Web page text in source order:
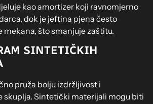
kao amortizer koji ravnomjerno
dok je jeftina pjena često
mekana, što smanjuje zaštitu.
SINTETIČKIH
pruža bolju izdržljivost i
skuplja. Sintetički materijali mogu biti